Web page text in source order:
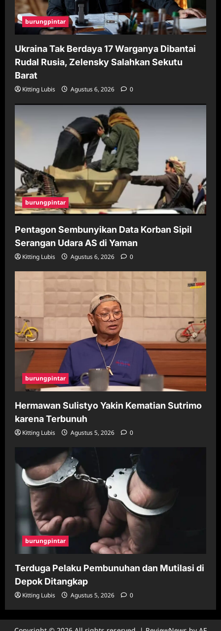
burungpintar
Ukraina Tak Berdaya 17 Warganya Dibantai
Rudal Rusia, Zelensky Salahkan Sekutu
Barat
Kitting Lubis Agustus 6, 2026 0
burungpintar
Pentagon Sembunyikan Data Korban Sipil
Serangan Udara AS di Yaman
Kitting Lubis Agustus 6, 2026 0
burungpintar
Hermawan Sulistyo Yakin Kematian Sutrimo
karena Terbunuh
Kitting Lubis Agustus 5, 2026 0
burungpintar
Terduga Pelaku Pembunuhan dan Mutilasi di
Depok Ditangkap
Kitting Lubis Agustus 5, 2026 0